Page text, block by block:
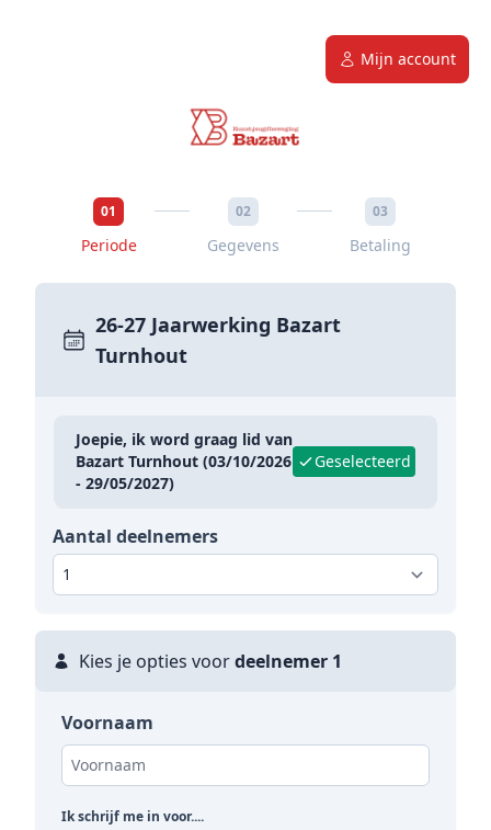
Mijn account
01
Periode
02
Gegevens
03
Betaling
26-27 Jaarwerking Bazart
Turnhout
Joepie, ik word graag lid van
Bazart Turnhout (03/10/2026
- 29/05/2027)
Geselecteerd
Aantal deelnemers
Kies je opties voordeelnemer 1
Voornaam
Ik schrijf me in voor....